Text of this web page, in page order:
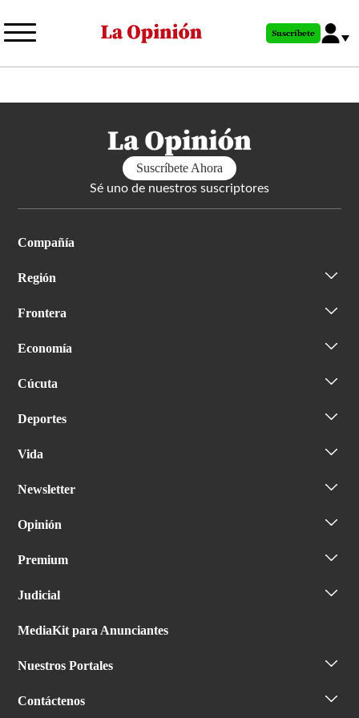
al
principal
Suscríbete
Suscríbete Ahora
Sé uno de nuestros suscriptores
Compañía
Región
Frontera
Economía
Cúcuta
Deportes
Vida
Newsletter
Opinión
Premium
Judicial
MediaKit para Anunciantes
Nuestros Portales
Contáctenos